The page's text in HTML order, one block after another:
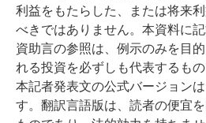
利益をもたらした、または将来
べきではありません。本資料に
資助言の参照は、例示のみを目
れる投資を必ずしも代表するもの
本記者発表文の公式バージョン
す。翻訳言語版は、読者の便宜